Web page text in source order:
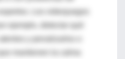
Los videojuegos
y penalizarlos o
mantienen la calma